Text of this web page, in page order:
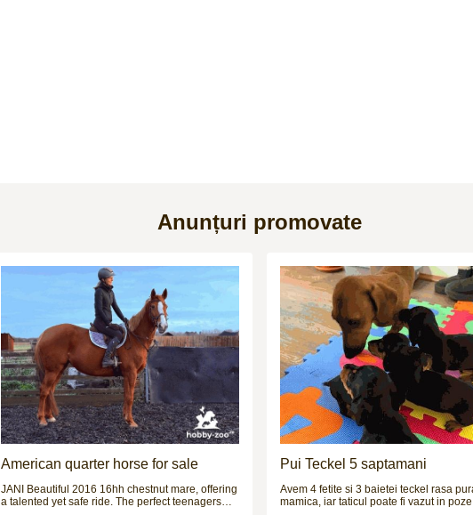
Anunțuri promovate
American quarter horse for sale
JANI Beautiful 2016 16hh chestnut mare, offering
a talented yet safe ride. The perfect teenagers
Pui Teckel 5 saptamani
Avem 4 fetite si 3 baietei teckel rasa pura.
mamica, iar taticul poate fi vazut in